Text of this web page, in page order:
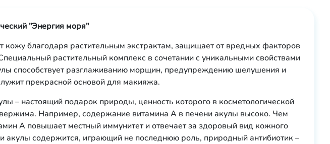
"Энергия моря"
кожу благодаря растительным экстрактам, защищает от вредных факторов
растительный комплекс в сочетании с уникальными свойствами
способствует разглаживанию морщин, предупреждению шелушения и
прекрасной основой для макияжа.
– настоящий подарок природы, ценность которого в косметологической
Например, содержание витамина А в печени акулы высоко. Чем
А повышает местный иммунитет и отвечает за здоровый вид кожного
акулы содержится, играющий не последнюю роль, природный антибиотик –